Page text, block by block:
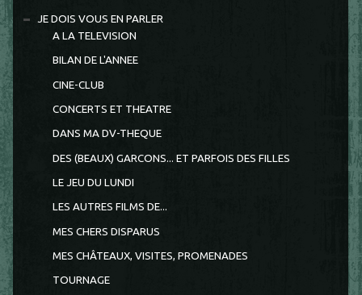
JE DOIS VOUS EN PARLER
A LA TELEVISION
BILAN DE L'ANNEE
CINE-CLUB
CONCERTS ET THEATRE
DANS MA DV-THEQUE
DES (BEAUX) GARCONS... ET PARFOIS DES FILLES
LE JEU DU LUNDI
LES AUTRES FILMS DE...
MES CHERS DISPARUS
MES CHÂTEAUX, VISITES, PROMENADES
TOURNAGE